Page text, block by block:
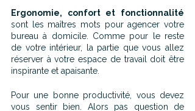
Ergonomie, confort et fonctionnalité
sont les maîtres mots pour agencer votre
bureau à domicile. Comme pour le reste
de votre intérieur, la partie que vous allez
réserver à votre espace de travail doit être
inspirante et apaisante.
Pour une bonne productivité, vous devez
vous sentir bien. Alors pas question de